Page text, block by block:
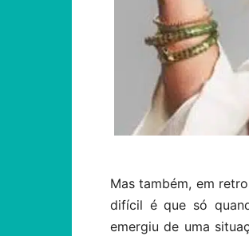
Mas também, em
difícil é que só
emergiu de uma